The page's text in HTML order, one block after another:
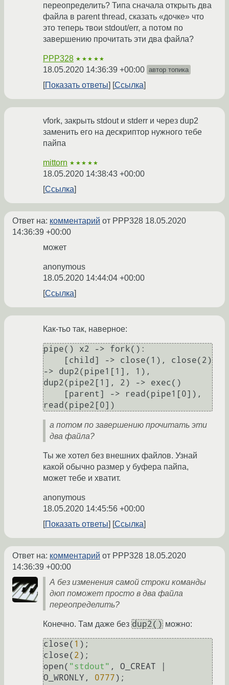
переопределить? Типа сначала открыть два
файла в parent thread, сказать «дочке» что
это теперь твои stdout/err, а потом по
завершению прочитать эти два файла?
PPP328 ★★★★★
18.05.2020 14:36:39 +00:00 автор топика
Показать ответы Ссылка
vfork, закрыть stdout и stderr и через dup2
заменить его на дескриптор нужного тебе
пайпа
mittorn ★★★★★
18.05.2020 14:38:43 +00:00
Ссылка
Ответ на: комментарий от PPP328 18.05.2020
14:36:39 +00:00
может
anonymous
18.05.2020 14:44:04 +00:00
Ссылка
Как-тьо так, наверное:
pipe() x2 -> fork():
-> dup2(pipe1[1], 1),
dup2(pipe2[1], 2) -> exec()
а потом по завершению прочитать эти
два файла?
Ты же хотел без внешних файлов. Узнай
какой обычно размер у буфера пайпа,
может тебе и хватит.
anonymous
18.05.2020 14:45:56 +00:00
Показать ответы
Ссылка
Ответ на: комментарий от PPP328 18.05.2020
14:36:39 +00:00
А без изменения самой строки команды
дюп поможет просто в два файла
переопределить?
Конечно. Там даже без dup2() можно:
close( 1 );
close( 2 );
open( "stdout" , O_CREAT |
O_WRONLY, 0777);